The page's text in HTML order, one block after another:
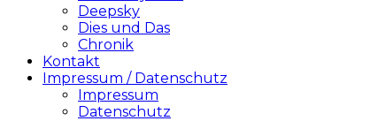
Deepsky
Dies und Das
Chronik
Kontakt
Impressum / Datenschutz
Impressum
Datenschutz